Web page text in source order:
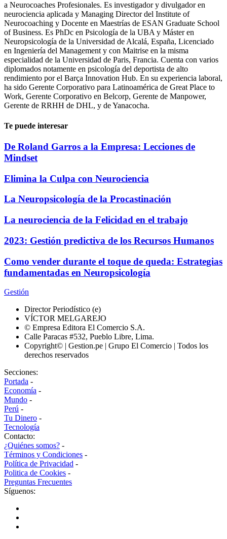
a Neurocoaches Profesionales. Es investigador y divulgador en
neurociencia aplicada y Managing Director del Institute of
Neurocoaching y Docente en Maestrías de ESAN Graduate School
of Business. Es PhDc en Psicología de la UBA y Máster en
Neuropsicología de la Universidad de Alcalá, España, Licenciado
en Ingeniería del Management y con Maitrise en la misma
especialidad de la Universidad de Paris, Francia. Cuenta con varios
diplomados notamente en psicología del deportista de alto
rendimiento por el Barça Innovation Hub. En su experiencia laboral,
ha sido Gerente Corporativo para Latinoamérica de Great Place to
Work, Gerente Corporativo en Belcorp, Gerente de Manpower,
Gerente de RRHH de DHL, y de Yanacocha.
Te puede interesar
De Roland Garros a la Empresa: Lecciones de
Mindset
Elimina la Culpa con Neurociencia
La Neuropsicología de la Procastinación
La neurociencia de la Felicidad en el trabajo
2023: Gestión predictiva de los Recursos Humanos
Como vender durante el toque de queda: Estrategias
fundamentadas en Neuropsicología
Gestión
Director Periodístico (e)
VÍCTOR MELGAREJO
© Empresa Editora El Comercio S.A.
Calle Paracas #532, Pueblo Libre, Lima.
Copyright© | Gestion.pe | Grupo El Comercio | Todos los
derechos reservados
Secciones:
Portada -
Economía -
Mundo -
Perú -
Tu Dinero -
Tecnología
Contacto:
¿Quiénes somos? -
Términos y Condiciones -
Política de Privacidad -
Politica de Cookies -
Preguntas Frecuentes
Síguenos: